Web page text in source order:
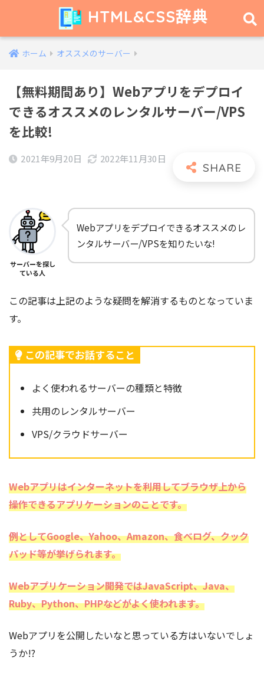
HTML&CSS辞典
ホーム オススメのサーバー
【無料期間あり】Webアプリをデプロイ
できるオススメのレンタルサーバー/VPS
を比較!
2021年9月20日 2022年11月30日
サーバーを探し
ている人
Webアプリをデプロイできるオススメのレ
ンタルサーバー/VPSを知りたいな!
この記事は上記のような疑問を解消するものとなっていま
す。
この記事でお話すること
よく使われるサーバーの種類と特徴
共用のレンタルサーバー
VPS/クラウドサーバー
Webアプリはインターネットを利用してブラウザ上から
操作できるアプリケーションのことです。
例としてGoogle、Yahoo、Amazon、食べログ、クック
パッド等が挙げられます。
Webアプリケーション開発ではJavaScript、Java、
Ruby、Python、PHPなどがよく使われます。
Webアプリを公開したいなと思っている方はいないでしょ
うか!?